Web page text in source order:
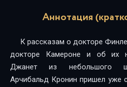
Аннотация
К рассказам о докторе
докторе Камероне и об их
Джанет из небольшого
Арчибальд Кронин пришел уже